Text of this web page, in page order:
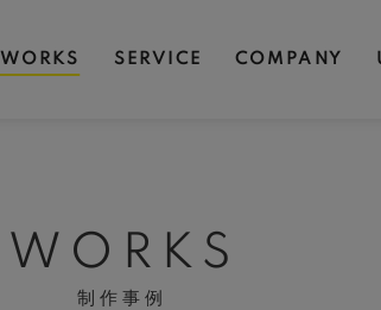
WORKS SERVICE COMPANY
WORKS
制作事例